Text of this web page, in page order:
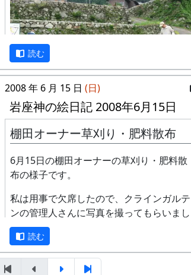
毎年、6月には棚田オーナー行事として、
田圃の畦や石垣の草刈と肥料散布を行って
いる。
地味な行事なので、例年、参加者が比較的
少ないのだが、今年は多くの人で賑わっ
た。
読む
2008 年 6 月 15 日 (日)
岩座神の絵日記 2008年6月15日
棚田オーナー草刈り・肥料散布
6月15日の棚田オーナーの草刈り・肥料散
布の様子です。
私は用事で欠席したので、クラインガルテ
ンの管理人さんに写真を撮ってもらいまし
た。
読む